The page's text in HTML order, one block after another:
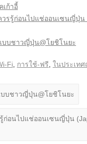
ก้าอี้
วรรู้ก่อนไปแช่ออนเซนญี่ปุ่น
บบชาวญี่ปุ่น@โยชิโนยะ
Fi การใช้-ฟรี ในประเท
บชาวญี่ปุ่น@โยชิโนยะ
ก่อนไปแช่ออนเซนญี่ปุ่น